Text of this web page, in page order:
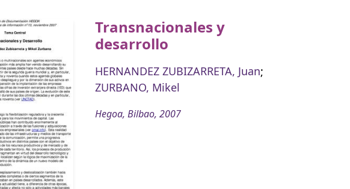
Transnacionales y
desarrollo
HERNANDEZ ZUBIZARRETA, Juan;
ZURBANO, Mikel
Hegoa, Bilbao, 2007